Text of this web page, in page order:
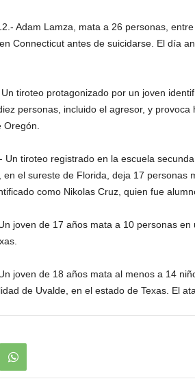
Adam Lamza, mata a 26 personas,
Connecticut antes de suicidarse. El día
tiroteo protagonizado por un joven
personas, incluido el agresor, y provoca
Un tiroteo registrado en la escuela
en el sureste de Florida, deja 17 personas
como Nikolas Cruz, quien fue
joven de 17 años mata a 10 personas
joven de 18 años mata al menos a 14
de Uvalde, en el estado de Texas. El